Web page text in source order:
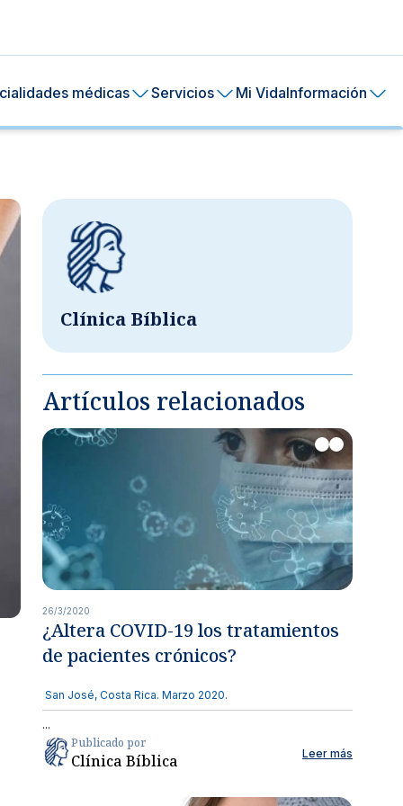
médicas
de tu piel.
en manos de especialistas.
Servicios
horas.
Mi VidaInformación
con aseguradoras nacionales e internacionales.
de servicios
para garantizar tu satisfacción.
Clínica Bíblica
Artículos relacionados
26/3/2020
¿Altera COVID-19 los tratamientos
de pacientes crónicos?
San José, Costa Rica. Marzo 2020.
...
Publicado por
Clínica Bíblica Leer más